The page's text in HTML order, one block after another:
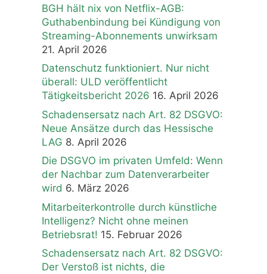
BGH hält nix von Netflix-AGB:
Guthabenbindung bei Kündigung von
Streaming-Abonnements unwirksam
21. April 2026
Datenschutz funktioniert. Nur nicht
überall: ULD veröffentlicht
Tätigkeitsbericht 2026 16. April 2026
Schadensersatz nach Art. 82 DSGVO:
Neue Ansätze durch das Hessische
LAG 8. April 2026
Die DSGVO im privaten Umfeld: Wenn
der Nachbar zum Datenverarbeiter
wird 6. März 2026
Mitarbeiterkontrolle durch künstliche
Intelligenz? Nicht ohne meinen
Betriebsrat! 15. Februar 2026
Schadensersatz nach Art. 82 DSGVO:
Der Verstoß ist nichts, die